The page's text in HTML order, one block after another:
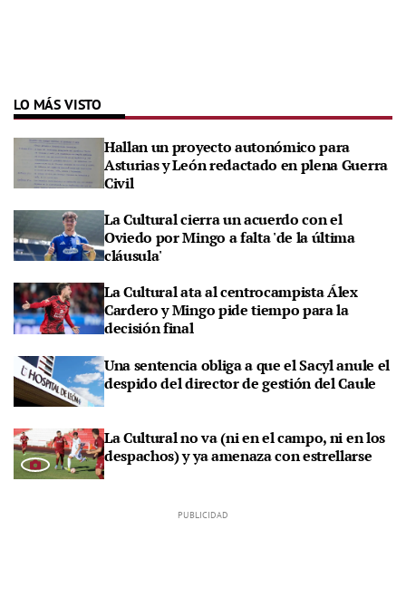
LO MÁS VISTO
Hallan un proyecto autonómico para
Asturias y León redactado en plena Guerra
Civil
La Cultural cierra un acuerdo con el
Oviedo por Mingo a falta 'de la última
cláusula'
La Cultural ata al centrocampista Álex
Cardero y Mingo pide tiempo para la
decisión final
Una sentencia obliga a que el Sacyl anule el
despido del director de gestión del Caule
La Cultural no va (ni en el campo, ni en los
despachos) y ya amenaza con estrellarse